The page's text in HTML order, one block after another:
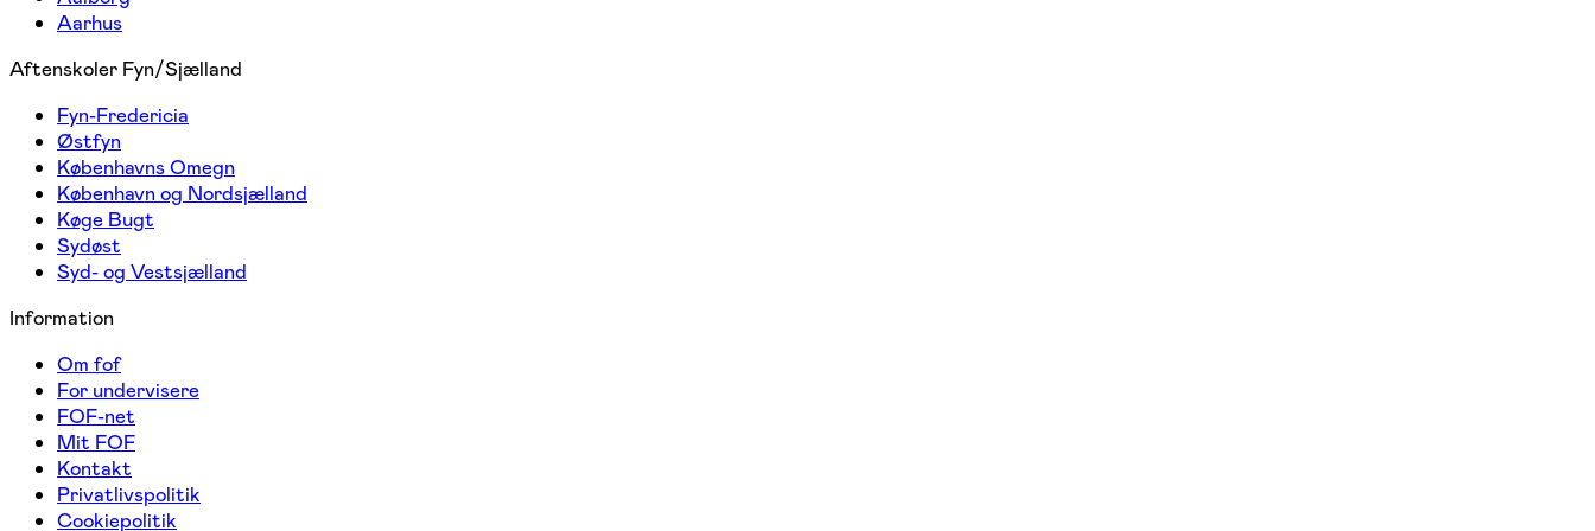
Aarhus
Aftenskoler Fyn/Sjælland
Fyn-Fredericia
Østfyn
Københavns Omegn
København og Nordsjælland
Køge Bugt
Sydøst
Syd- og Vestsjælland
Information
Om fof
For undervisere
FOF-net
Mit FOF
Kontakt
Privatlivspolitik
Cookiepolitik